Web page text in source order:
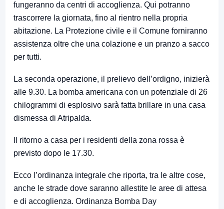
fungeranno da centri di accoglienza. Qui potranno
trascorrere la giornata, fino al rientro nella propria
abitazione. La Protezione civile e il Comune forniranno
assistenza oltre che una colazione e un pranzo a sacco
per tutti.
La seconda operazione, il prelievo dell’ordigno, inizierà
alle 9.30. La bomba americana con un potenziale di 26
chilogrammi di esplosivo sarà fatta brillare in una casa
dismessa di Atripalda.
Il ritorno a casa per i residenti della zona rossa è
previsto dopo le 17.30.
Ecco l’ordinanza integrale che riporta, tra le altre cose,
anche le strade dove saranno allestite le aree di attesa
e di accoglienza. Ordinanza Bomba Day